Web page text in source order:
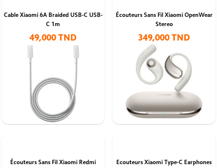
Cable Xiaomi 6A Braided USB-C USB-
C 1m
49,000 TND
Écouteurs Sans Fil Xiaomi OpenWear
Stereo
349,000 TND
Écouteurs Sans Fil Xiaomi Redmi
Ecouteurs Xiaomi Type-C Earphones